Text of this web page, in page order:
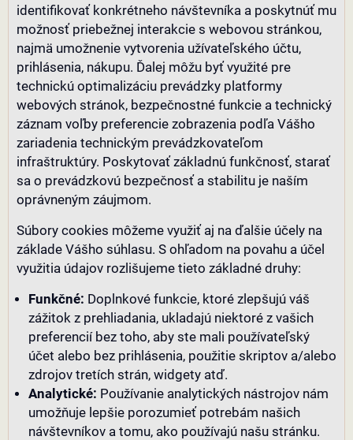
identifikovať konkrétneho návštevníka a poskytnúť mu
možnosť priebežnej interakcie s webovou stránkou,
najmä umožnenie vytvorenia užívateľského účtu,
prihlásenia, nákupu. Ďalej môžu byť využité pre
technickú optimalizáciu prevádzky platformy
webových stránok, bezpečnostné funkcie a technický
záznam voľby preferencie zobrazenia podľa Vášho
zariadenia technickým prevádzkovateľom
infraštruktúry. Poskytovať základnú funkčnosť, starať
sa o prevádzkovú bezpečnosť a stabilitu je naším
oprávneným záujmom.
Súbory cookies môžeme využiť aj na ďalšie účely na
základe Vášho súhlasu. S ohľadom na povahu a účel
využitia údajov rozlišujeme tieto základné druhy:
Funkčné: Doplnkové funkcie, ktoré zlepšujú váš
zážitok z prehliadania, ukladajú niektoré z vašich
preferencií bez toho, aby ste mali používateľský
účet alebo bez prihlásenia, použitie skriptov a/alebo
zdrojov tretích strán, widgety atď.
Analytické: Používanie analytických nástrojov nám
umožňuje lepšie porozumieť potrebám našich
návštevníkov a tomu, ako používajú našu stránku.